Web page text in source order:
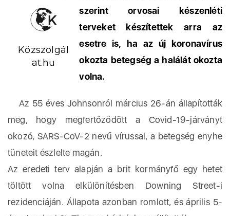
Közszolgál
at.hu
szerint orvosai készenléti
terveket készítettek arra az
esetre is, ha az új koronavírus
okozta betegség a halálát okozta
volna.
Az 55 éves Johnsonról március 26-án állapították
meg, hogy megfertőződött a Covid-19-járványt
okozó, SARS-CoV-2 nevű vírussal, a betegség enyhe
tüneteit észlelte magán.
Az eredeti terv alapján a brit kormányfő egy hetet
töltött volna elkülönítésben Downing Street-i
rezidenciáján. Állapota azonban romlott, és április 5-